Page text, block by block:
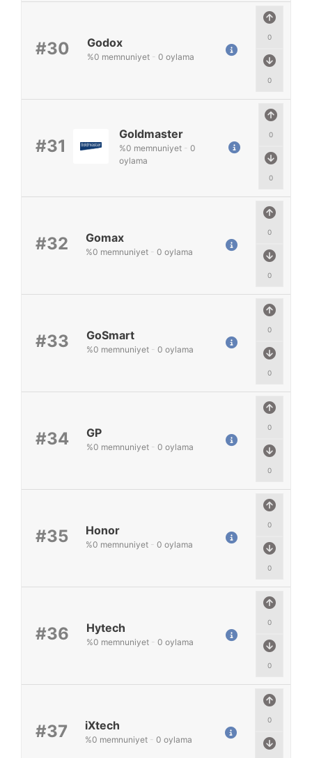
#30
0
0
Godox
%0 memnuniyet - 0 oylama
#31
0
0
Goldmaster
%0 memnuniyet - 0
oylama
#32
0
0
Gomax
%0 memnuniyet - 0 oylama
#33
0
0
GoSmart
%0 memnuniyet - 0 oylama
#34
0
0
GP
%0 memnuniyet - 0 oylama
#35
0
0
Honor
%0 memnuniyet - 0 oylama
#36
0
0
Hytech
%0 memnuniyet - 0 oylama
#37
0
iXtech
%0 memnuniyet - 0 oylama